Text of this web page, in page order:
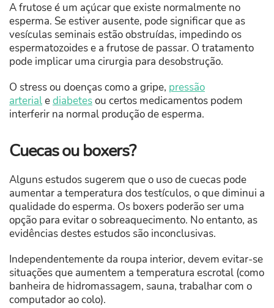
A frutose é um açúcar que existe normalmente no
esperma. Se estiver ausente, pode significar que as
vesículas seminais estão obstruídas, impedindo os
espermatozoides e a frutose de passar. O tratamento
pode implicar uma cirurgia para desobstrução.
O stress ou doenças como a gripe, pressão
arterialediabetesou certos medicamentos podem
interferir na normal produção de esperma.
Cuecas ou boxers?
Alguns estudos sugerem que o uso de cuecas pode
aumentar a temperatura dos testículos, o que diminui a
qualidade do esperma. Os boxers poderão ser uma
opção para evitar o sobreaquecimento. No entanto, as
evidências destes estudos são inconclusivas.
Independentemente da roupa interior, devem evitar-se
situações que aumentem a temperatura escrotal (como
banheira de hidromassagem, sauna, trabalhar com o
computador ao colo).